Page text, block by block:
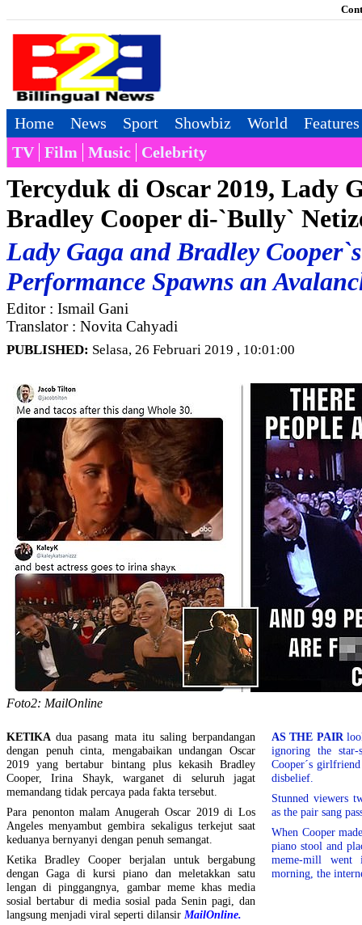
Home News Sport Showbiz World
Features
TV Film Music Celebrity
Tercyduk di Oscar 2019, Lady
Bradley Cooper di-`Bully`
Lady Gaga and Bradley
Performance Spawns an
Editor : Ismail Gani
Translator : Novita Cahyadi
PUBLISHED: Selasa, 26 Februari 2019 , 10:01:00
Foto2: MailOnline
KETIKAdua pasang mata itu saling berpandangan
dengan penuh cinta, mengabaikan undangan Oscar
2019 yang bertabur bintang plus kekasih Bradley
Cooper, Irina Shayk, warganet di seluruh jagat
memandang tidak percaya pada fakta tersebut.
Para penonton malam Anugerah Oscar 2019 di Los
Angeles menyambut gembira sekaligus terkejut saat
keduanya bernyanyi dengan penuh semangat.
Ketika Bradley Cooper berjalan untuk bergabung
dengan Gaga di kursi piano dan meletakkan satu
lengan di pinggangnya, gambar meme khas media
sosial bertabur di media sosial pada Senin pagi, dan
langsung menjadi viral seperti dilansir MailOnline.
AS THE PAIR
ignoring the star-
Cooper´s
disbelief.
Stunned viewers
as the pair sang
When Cooper
piano stool and
meme-mill went
morning, the